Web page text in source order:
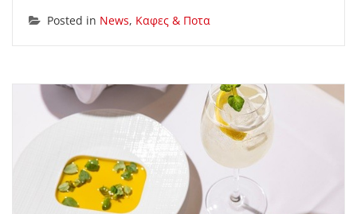
Posted in News, Καφες & Ποτα